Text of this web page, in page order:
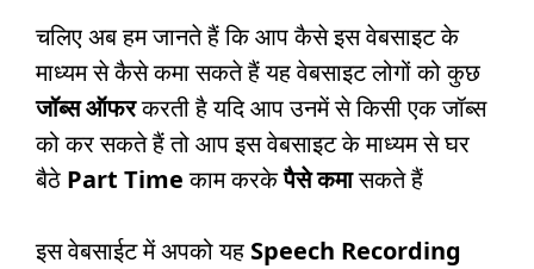
चलिए अब हम जानते हैं कि आप कैसे इस वेबसाइट के
माध्यम से कैसे कमा सकते हैं यह वेबसाइट लोगों को कुछ
जॉब्स ऑफरकरती है यदि आप उनमें से किसी एक जॉब्स
को कर सकते हैं तो आप इस वेबसाइट के माध्यम से घर
बैठे Part Timeकाम करकेपैसे कमासकते हैं
इस वेबसाईट में अपको यह Speech Recording